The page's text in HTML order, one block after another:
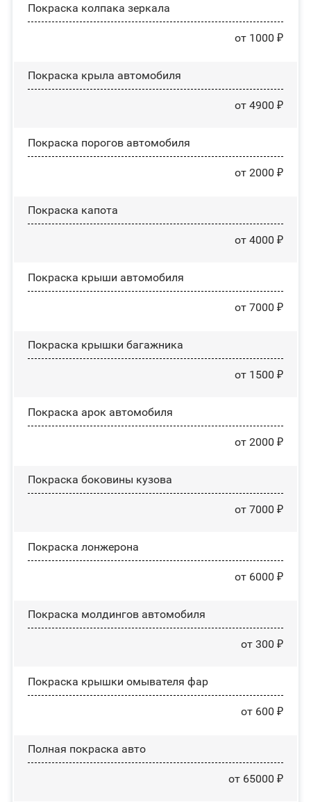
Покраска колпака зеркала
от 1000 ₽
Покраска крыла автомобиля
от 4900 ₽
Покраска порогов автомобиля
от 2000 ₽
Покраска капота
от 4000 ₽
Покраска крыши автомобиля
от 7000 ₽
Покраска крышки багажника
от 1500 ₽
Покраска арок автомобиля
от 2000 ₽
Покраска боковины кузова
от 7000 ₽
Покраска лонжерона
от 6000 ₽
Покраска молдингов автомобиля
от 300 ₽
Покраска крышки омывателя фар
от 600 ₽
Полная покраска авто
от 65000 ₽